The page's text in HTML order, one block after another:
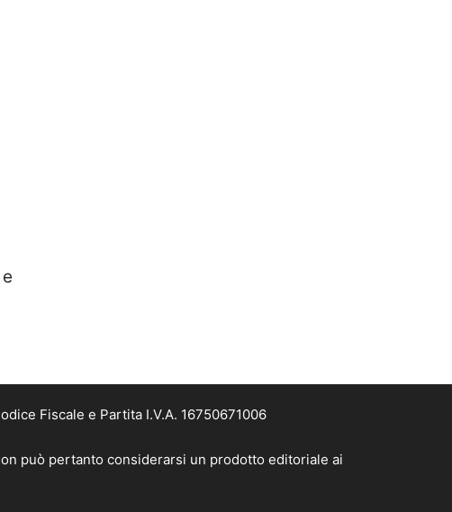
Fiscale e Partita I.V.A. 16750671006
può pertanto considerarsi un prodotto editoriale ai